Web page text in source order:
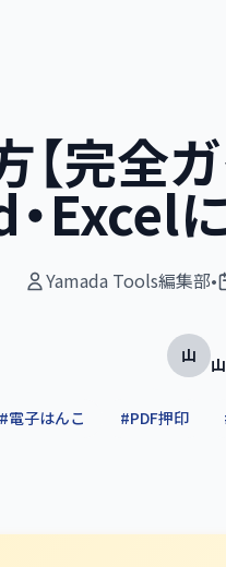
完全ガ
Excel
Yamada Tools編集部•
山
#電子はんこ # PDF押印